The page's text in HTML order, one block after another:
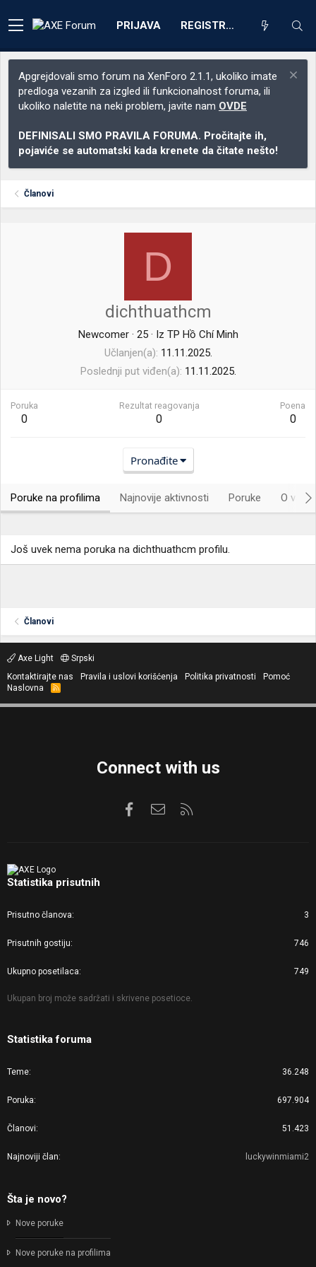
PRIJAVA REGISTRACIJA
Apgrejdovali smo forum na XenForo 2.1.1, ukoliko imate
predloga vezanih za izgled ili funkcionalnost foruma, ili
ukoliko naletite na neki problem, javite nam OVDE
DEFINISALI SMO PRAVILA FORUMA. Pročitajte ih,
pojaviće se automatski kada krenete da čitate nešto!
Članovi
D
dichthuathcm
Newcomer · 25 · Iz TP Hồ Chí Minh
Učlanjen(a) 11.11.2025.
Poslednji put viđen(a) 11.11.2025.
Poruka
0
Rezultat reagovanja
0
Poena
0
Pronađite
Poruke na profilima Najnovije aktivnosti Poruke O
Još uvek nema poruka na dichthuathcm profilu.
Članovi
Axe Light
Srpski
Kontaktirajte nas
Pravila i uslovi korišćenja Politika privatnosti
Pomoć
Naslovna
R
S
Connect with us
FacebookKontaktirajte nas
Statistika prisutnih
Prisutno članova 3
Prisutnih gostiju 746
Ukupno posetilaca 749
Ukupan broj može sadržati i skrivene posetioce.
Statistika foruma
Teme 36.248
Poruka 697.904
Članovi 51.423
Najnoviji član luckywinmiami2
Šta je novo?
Nove poruke
Nove poruke na profilima